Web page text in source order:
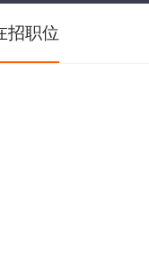
招职位